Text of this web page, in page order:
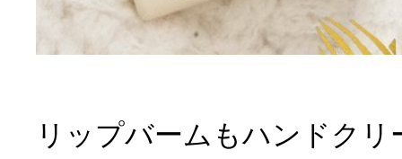
リップバームもハンドク